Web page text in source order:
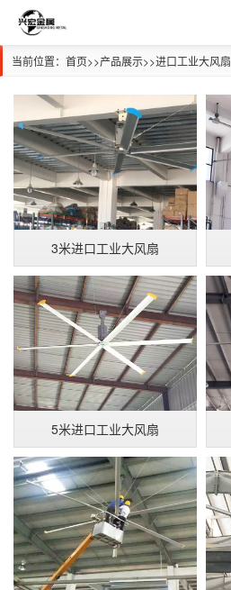
当前位置： 首页>>产品展示>>进口工业大风扇
3米进口工业大风扇
5米进口工业大风扇